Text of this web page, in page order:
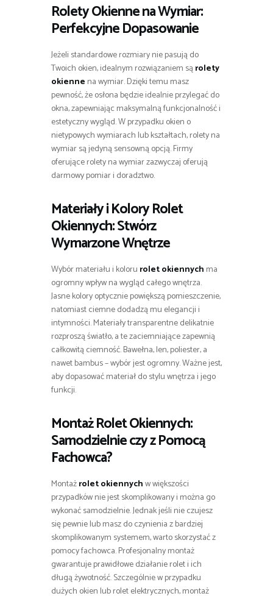
Rolety Okiennena Wymiar:
Perfekcyjne Dopasowanie
Jeżeli standardowe rozmiary nie pasują do
Twoich okien, idealnym rozwiązaniem sąrolety
okienne na wymiar. Dzięki temu masz
pewność, że osłona będzie idealnie przylegać do
okna, zapewniając maksymalną funkcjonalność i
estetyczny wygląd. W przypadku okien o
nietypowych wymiarach lub kształtach, rolety na
wymiar są jedyną sensowną opcją. Firmy
oferujące rolety na wymiar zazwyczaj oferują
darmowy pomiar i doradztwo.
Materiały i KoloryRolet
Okiennych: Stwórz
Wymarzone Wnętrze
Wybór materiału i koloru rolet okiennych ma
ogromny wpływ na wygląd całego wnętrza.
Jasne kolory optycznie powiększą pomieszczenie,
natomiast ciemne dodadzą mu elegancji i
intymności. Materiały transparentne delikatnie
rozproszą światło, a te zaciemniające zapewnią
całkowitą ciemność. Bawełna, len, poliester, a
nawet bambus – wybór jest ogromny. Ważne jest,
aby dopasować materiał do stylu wnętrza i jego
funkcji.
MontażRolet Okiennych:
Samodzielnie czy z Pomocą
Fachowca?
Montażrolet okiennychw większości
przypadków nie jest skomplikowany i można go
wykonać samodzielnie. Jednak jeśli nie czujesz
się pewnie lub masz do czynienia z bardziej
skomplikowanym systemem, warto skorzystać z
pomocy fachowca. Profesjonalny montaż
gwarantuje prawidłowe działanie rolet i ich
długą żywotność. Szczególnie w przypadku
dużych okien lub rolet elektrycznych, montaż